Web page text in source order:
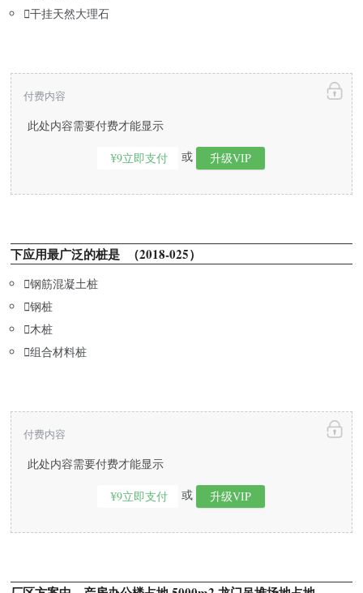
干挂天然大理石
此处内容需要付费才能显示
¥9立即支付 或 升级VIP
付费内容
下应用最广泛的桩是 （2018-025）
钢筋混凝土桩
钢桩
木桩
组合材料桩
此处内容需要付费才能显示
¥9立即支付 或 升级VIP
付费内容